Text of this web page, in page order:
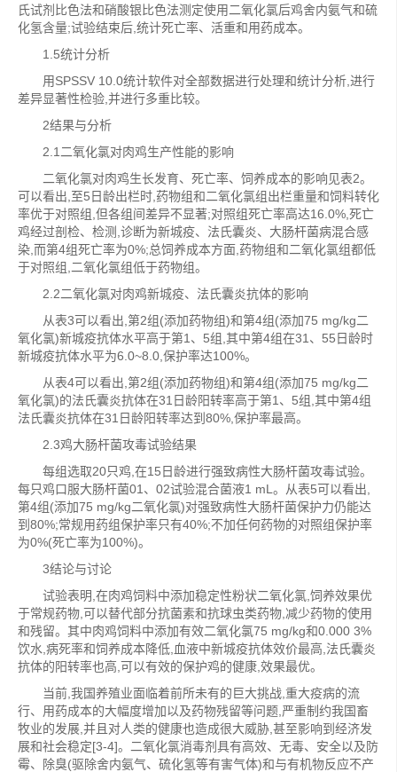
氏试剂比色法和硝酸银比色法测定使用二氧化氯后鸡舍内氨气和硫
化氢含量;试验结束后,统计死亡率、活重和用药成本。
1.5统计分析
用SPSSV 10.0统计软件对全部数据进行处理和统计分析,进行
差异显著性检验,并进行多重比较。
2结果与分析
2.1二氧化氯对肉鸡生产性能的影响
二氧化氯对肉鸡生长发育、死亡率、饲养成本的影响见表2。
可以看出,至5日龄出栏时,药物组和二氧化氯组出栏重量和饲料转化
率优于对照组,但各组间差异不显著;对照组死亡率高达16.0%,死亡
鸡经过剖检、检测,诊断为新城疫、法氏囊炎、大肠杆菌病混合感
染,而第4组死亡率为0%;总饲养成本方面,药物组和二氧化氯组都低
于对照组,二氧化氯组低于药物组。
2.2二氧化氯对肉鸡新城疫、法氏囊炎抗体的影响
从表3可以看出,第2组(添加药物组)和第4组(添加75 mg/kg二
氧化氯)新城疫抗体水平高于第1、5组,其中第4组在31、55日龄时
新城疫抗体水平为6.0~8.0,保护率达100%。
从表4可以看出,第2组(添加药物组)和第4组(添加75 mg/kg二
氧化氯)的法氏囊炎抗体在31日龄阳转率高于第1、5组,其中第4组
法氏囊炎抗体在31日龄阳转率达到80%,保护率最高。
2.3鸡大肠杆菌攻毒试验结果
每组选取20只鸡,在15日龄进行强致病性大肠杆菌攻毒试验。
每只鸡口服大肠杆菌01、02试验混合菌液1 mL。从表5可以看出,
第4组(添加75 mg/kg二氧化氯)对强致病性大肠杆菌保护力仍能达
到80%;常规用药组保护率只有40%;不加任何药物的对照组保护率
为0%(死亡率为100%)。
3结论与讨论
试验表明,在肉鸡饲料中添加稳定性粉状二氧化氯,饲养效果优
于常规药物,可以替代部分抗菌素和抗球虫类药物,减少药物的使用
和残留。其中肉鸡饲料中添加有效二氧化氯75 mg/kg和0.000 3%
饮水,病死率和饲养成本降低,血液中新城疫抗体效价最高,法氏囊炎
抗体的阳转率也高,可以有效的保护鸡的健康,效果最优。
当前,我国养殖业面临着前所未有的巨大挑战,重大疫病的流
行、用药成本的大幅度增加以及药物残留等问题,严重制约我国畜
牧业的发展,并且对人类的健康也造成很大威胁,甚至影响到经济发
展和社会稳定[3-4]。二氧化氯消毒剂具有高效、无毒、安全以及防
霉、除臭(驱除舍内氨气、硫化氢等有害气体)和与有机物反应不产